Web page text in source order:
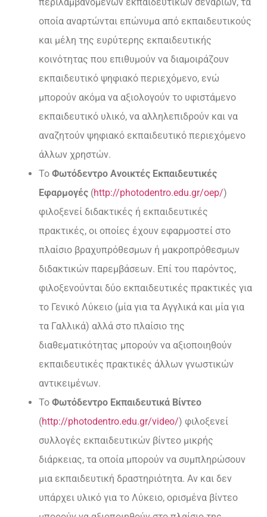
περιλαμβανομένων εκπαιδευτικών σεναρίων, τα
οποία αναρτώνται επώνυμα από εκπαιδευτικούς
και μέλη της ευρύτερης εκπαιδευτικής
κοινότητας που επιθυμούν να διαμοιράζουν
εκπαιδευτικό ψηφιακό περιεχόμενο, ενώ
μπορούν ακόμα να αξιολογούν το υφιστάμενο
εκπαιδευτικό υλικό, να αλληλεπιδρούν και να
αναζητούν ψηφιακό εκπαιδευτικό περιεχόμενο
άλλων χρηστών.
To Φωτόδεντρο Ανοικτές Εκπαιδευτικές
Εφαρμογές (http://photodentro.edu.gr/oep/)
φιλοξενεί διδακτικές ή εκπαιδευτικές
πρακτικές, οι οποίες έχουν εφαρμοστεί στο
πλαίσιο βραχυπρόθεσμων ή μακροπρόθεσμων
διδακτικών παρεμβάσεων. Επί του παρόντος,
φιλοξενούνται δύο εκπαιδευτικές πρακτικές για
το Γενικό Λύκειο (μία για τα Αγγλικά και μία για
τα Γαλλικά) αλλά στο πλαίσιο της
διαθεματικότητας μπορούν να αξιοποιηθούν
εκπαιδευτικές πρακτικές άλλων γνωστικών
αντικειμένων.
Το Φωτόδεντρο Εκπαιδευτικά Βίντεο
(http://photodentro.edu.gr/video/) φιλοξενεί
συλλογές εκπαιδευτικών βίντεο μικρής
διάρκειας, τα οποία μπορούν να συμπληρώσουν
μια εκπαιδευτική δραστηριότητα. Αν και δεν
υπάρχει υλικό για το Λύκειο, ορισμένα βίντεο